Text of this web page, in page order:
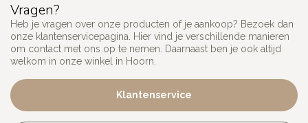
Vragen?
Heb je vragen over onze producten of je aankoop? Bezoek dan
onze klantenservicepagina. Hier vind je verschillende manieren
om contact met ons op te nemen. Daarnaast ben je ook altijd
welkom in onze winkel in Hoorn.
Klantenservice